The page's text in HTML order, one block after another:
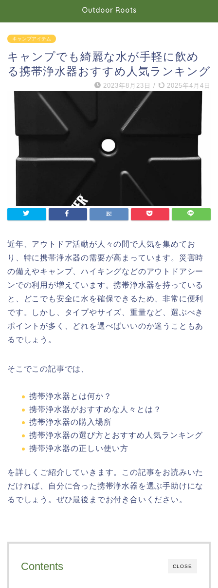
Outdoor Roots
キャンプアイテム
キャンプでも綺麗な水が手軽に飲め
る携帯浄水器おすすめ人気ランキング
2023年8月23日 / 2025年4月4日
近年、アウトドア活動が人々の間で人気を集めてお
り、特に携帯浄水器の需要が高まっています。災害時
の備えやキャンプ、ハイキングなどのアウトドアシー
ンでの利用が増えています。携帯浄水器を持っている
と、どこでも安全に水を確保できるため、非常に便利
です。しかし、タイプやサイズ、重量など、選ぶべき
ポイントが多く、どれを選べばいいのか迷うこともあ
るでしょう。
そこでこの記事では、
携帯浄水器とは何か？
携帯浄水器がおすすめな人々とは？
携帯浄水器の購入場所
携帯浄水器の選び方とおすすめ人気ランキング
携帯浄水器の正しい使い方
を詳しくご紹介していきます。この記事をお読みいた
だければ、自分に合った携帯浄水器を選ぶ手助けにな
るでしょう。ぜひ最後までお付き合いください。
CLOSE
Contents